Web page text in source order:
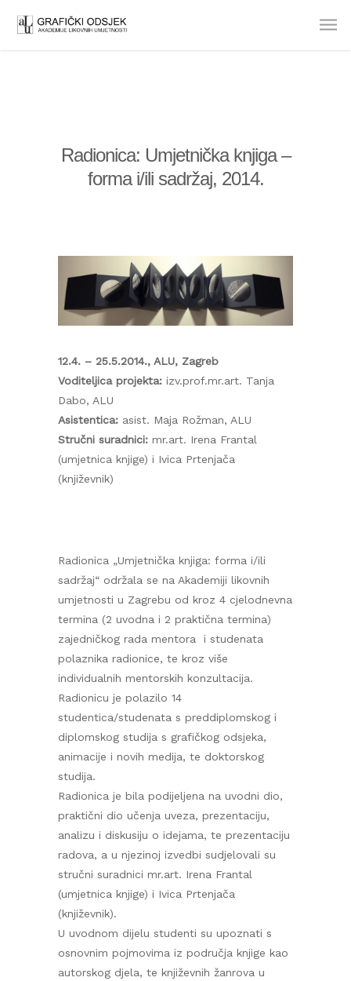
Radionica: Umjetnička knjiga –
forma i/ili sadržaj, 2014.
12.4. – 25.5.2014., ALU, Zagreb
Voditeljica projekta: izv.prof.mr.art. Tanja
Dabo, ALU
Asistentica: asist. Maja Rožman, ALU
Stručni suradnici: mr.art. Irena Frantal
(umjetnica knjige) i Ivica Prtenjača
(književnik)
Radionica „Umjetnička knjiga: forma i/ili
sadržaj“ održala se na Akademiji likovnih
umjetnosti u Zagrebu od kroz 4 cjelodnevna
termina (2 uvodna i 2 praktična termina)
zajedničkog rada mentora i studenata
polaznika radionice, te kroz više
individualnih mentorskih konzultacija.
Radionicu je polazilo 14
studentica/studenata s preddiplomskog i
diplomskog studija s grafičkog odsjeka,
animacije i novih medija, te doktorskog
studija.
Radionica je bila podijeljena na uvodni dio,
praktični dio učenja uveza, prezentaciju,
analizu i diskusiju o idejama, te prezentaciju
radova, a u njezinoj izvedbi sudjelovali su
stručni suradnici mr.art. Irena Frantal
(umjetnica knjige) i Ivica Prtenjača
(književnik).
U uvodnom dijelu studenti su upoznati s
osnovnim pojmovima iz područja knjige kao
autorskog djela, te književnih žanrova u